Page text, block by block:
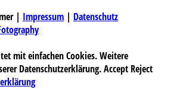
| Impressum | Datenschutz
mit einfachen Cookies. Weitere
Datenschutzerklärung.Accept Reject